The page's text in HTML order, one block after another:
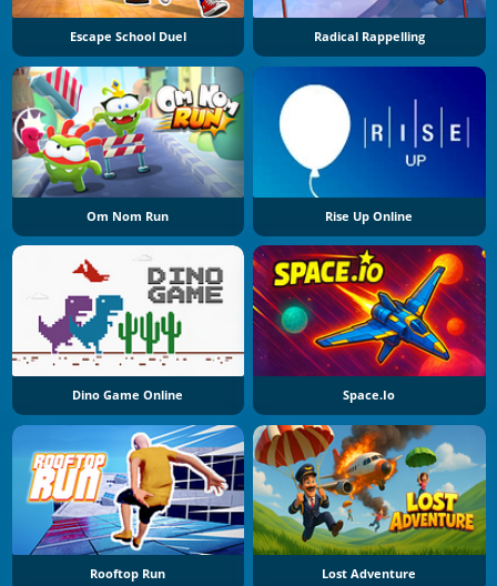
Escape School Duel Radical Rappelling
Om Nom Run Rise Up Online
Dino Game Online Space.io
Rooftop Run Lost Adventure